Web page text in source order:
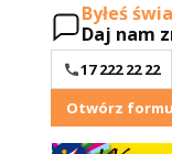
Byłeś
Daj nam
17 222 22 22
Otwórz